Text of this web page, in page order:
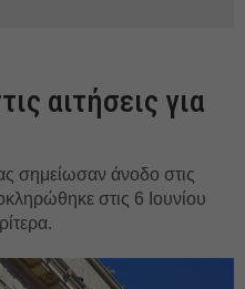
αιτήσεις για
σημείωσαν άνοδο στις
στις 6 Ιουνίου